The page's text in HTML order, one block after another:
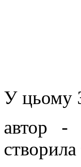
У цьому
автор -
створила